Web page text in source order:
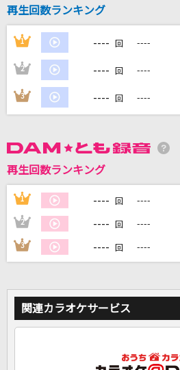
怪獣
サカナクション
DAMの新曲・ランキ
カラオケ最新情報をチ
カラオケをもっと楽
家族や友達と一緒に！
再生回数ランキング
1 ---- 回 ----
2 ---- 回 ----
3 ---- 回 ----
再生回数ランキング
1 ---- 回 ----
2 ---- 回 ----
3 ---- 回 ----
関連カラオケサービス